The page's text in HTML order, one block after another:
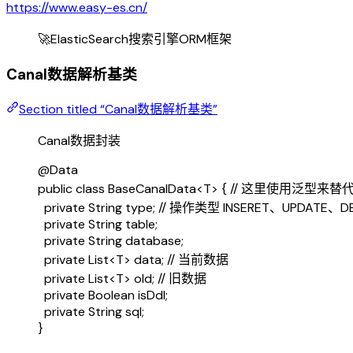
https://www.easy-es.cn/
🚀ElasticSearch搜索引擎ORM框架
Canal数据解析基类
Section titled “Canal数据解析基类”
Canal数据封装
@Data
publicclass BaseCanalData<T> { // 这里使用泛型来替
private String type; // 操作类型 INSERET、UPDATE、
private String table;
private Stringdatabase;
private List<T> data; // 当前数据
private List<T> old; // 旧数据
private BooleanisDdl;
private Stringsql;
}